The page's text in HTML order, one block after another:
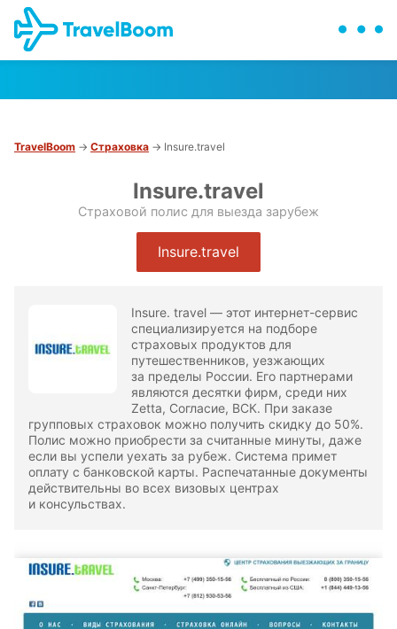
TravelBoom → Страховка → Insure.travel
Insure.travel
Страховой полис для выезда зарубеж
Insure.travel
Insure. travel — этот интернет-сервис
специализируется на подборе
страховых продуктов для
путешественников, уезжающих
за пределы России. Его партнерами
являются десятки фирм, среди них
Zetta, Согласие, ВСК. При заказе
групповых страховок можно получить скидку до 50%.
Полис можно приобрести за считанные минуты, даже
если вы успели уехать за рубеж. Система примет
оплату с банковской карты. Распечатанные документы
действительны во всех визовых центрах
и консульствах.